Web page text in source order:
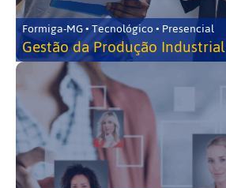
Formiga-MG • Tecnológico • Presencial
Gestão da Produção Industrial